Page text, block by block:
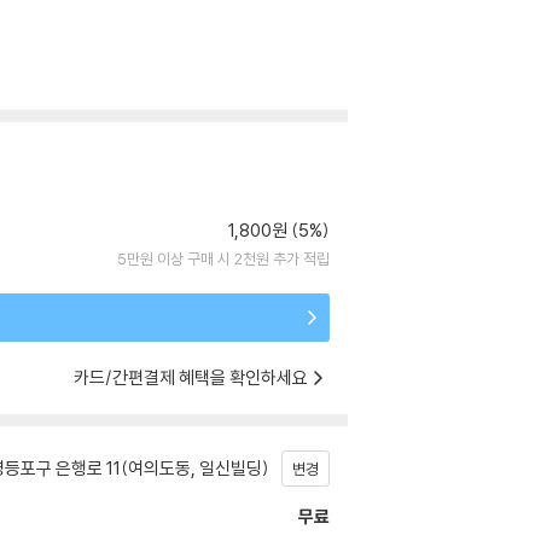
1,800원 (5%)
5만원 이상 구매 시 2천원 추가 적립
카드/간편결제 혜택을 확인하세요
포구 은행로 11(여의도동, 일신빌딩) 변경
무료